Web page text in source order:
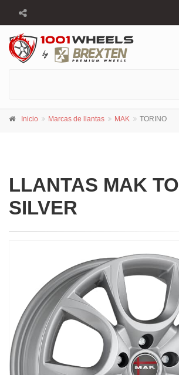
Inicio Marcas de llantas MAK TORINO
LLANTAS MAK
SILVER